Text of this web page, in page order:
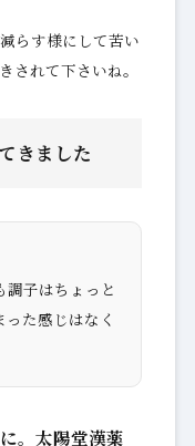
らす様にして苦い
されて下さいね。
きました
子はちょっと
た感じはなく
。太陽堂漢薬